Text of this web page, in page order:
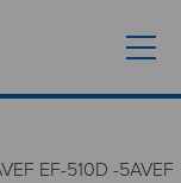
EF-510D -5AVEF